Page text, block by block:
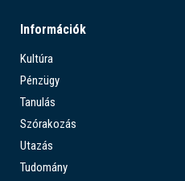
Információk
Kultúra
Pénzügy
Tanulás
Szórakozás
Utazás
Tudomány